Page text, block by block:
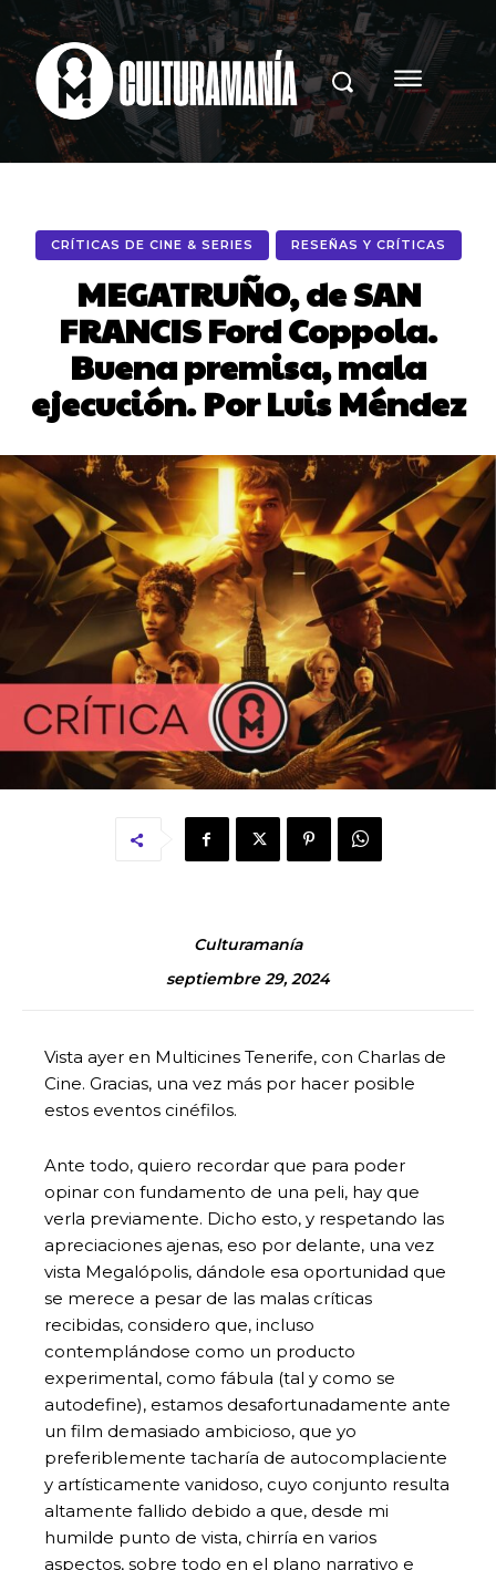
CRÍTICAS DE CINE & SERIES RESEÑAS Y CRÍTICAS
MEGATRUÑO, de SAN
FRANCIS Ford Coppola.
Buena premisa, mala
ejecución. Por Luis Méndez
Culturamanía
septiembre 29, 2024
Vista ayer en Multicines Tenerife, con Charlas de
Cine. Gracias, una vez más por hacer posible
estos eventos cinéfilos.
Ante todo, quiero recordar que para poder
opinar con fundamento de una peli, hay que
verla previamente. Dicho esto, y respetando las
apreciaciones ajenas, eso por delante, una vez
vista Megalópolis, dándole esa oportunidad que
se merece a pesar de las malas críticas
recibidas, considero que, incluso
contemplándose como un producto
experimental, como fábula (tal y como se
autodefine), estamos desafortunadamente ante
un film demasiado ambicioso, que yo
preferiblemente tacharía de autocomplaciente
y artísticamente vanidoso, cuyo conjunto resulta
altamente fallido debido a que, desde mi
humilde punto de vista, chirría en varios
aspectos, sobre todo en el plano narrativo e